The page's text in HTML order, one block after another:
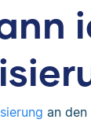
an